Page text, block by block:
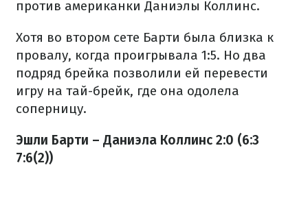
против американки Даниэлы Коллинс.
Хотя во втором сете Барти была близка к
провалу, когда проигрывала 1:5. Но два
подряд брейка позволили ей перевести
игру на тай-брейк, где она одолела
соперницу.
Эшли Барти – Даниэла Коллинс 2:0 (6:3
7:6(2))